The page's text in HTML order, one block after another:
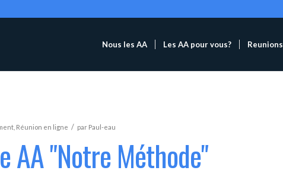
Nous les AA Les AA pour vous? Reunions
Réunion en ligne / par Paul-eau
AA "Notre Méthode"